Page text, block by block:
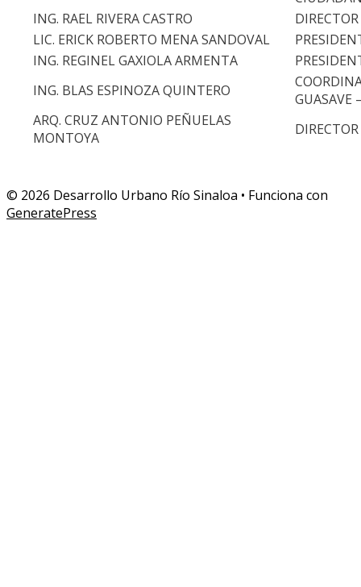
ING. RAEL RIVERA CASTRO
LIC. ERICK ROBERTO MENA SANDOVAL
ING. REGINEL GAXIOLA ARMENTA
ING. BLAS ESPINOZA QUINTERO
GUASAVE
ARQ. CRUZ ANTONIO PEÑUELAS
MONTOYA
© 2026 Desarrollo Urbano Río Sinaloa • Funciona con
GeneratePress